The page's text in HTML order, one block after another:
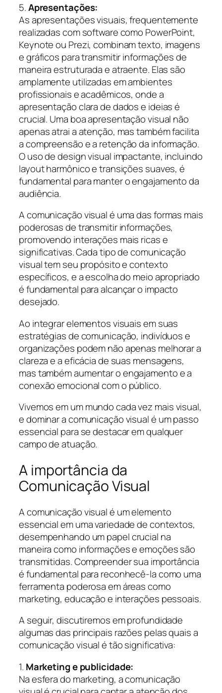
5.Apresentações:
As apresentações visuais, frequentemente
realizadas com software como PowerPoint,
Keynote ou Prezi, combinam texto, imagens
e gráficos para transmitir informações de
maneira estruturada e atraente. Elas são
amplamente utilizadas em ambientes
profissionais e acadêmicos, onde a
apresentação clara de dados e ideias é
crucial. Uma boa apresentação visual não
apenas atrai a atenção, mas também facilita
a compreensão e a retenção da informação.
O uso de design visual impactante, incluindo
layout harmônico e transições suaves, é
fundamental para manter o engajamento da
audiência.
A comunicação visual é uma das formas mais
poderosas de transmitir informações,
promovendo interações mais ricas e
significativas. Cada tipo de comunicação
visual tem seu propósito e contexto
específicos, e a escolha do meio apropriado
é fundamental para alcançar o impacto
desejado.
Ao integrar elementos visuais em suas
estratégias de comunicação, indivíduos e
organizações podem não apenas melhorar a
clareza e a eficácia de suas mensagens,
mas também aumentar o engajamento e a
conexão emocional com o público.
Vivemos em um mundo cada vez mais visual,
e dominar a comunicação visual é um passo
essencial para se destacar em qualquer
campo de atuação.
A importância da
Comunicação Visual
A comunicação visual é um elemento
essencial em uma variedade de contextos,
desempenhando um papel crucial na
maneira como informações e emoções são
transmitidas. Compreender sua importância
é fundamental para reconhecê-la como uma
ferramenta poderosa em áreas como
marketing, educação e interações pessoais.
A seguir, discutiremos em profundidade
algumas das principais razões pelas quais a
comunicação visual é tão significativa:
1. Marketing e publicidade:
Na esfera do marketing, a comunicação